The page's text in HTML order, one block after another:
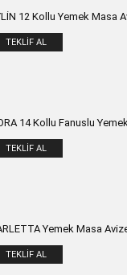
12 Kollu Yemek Masa
TEKLIF AL
14 Kollu Fanuslu
TEKLIF AL
Yemek Masa
TEKLIF AL